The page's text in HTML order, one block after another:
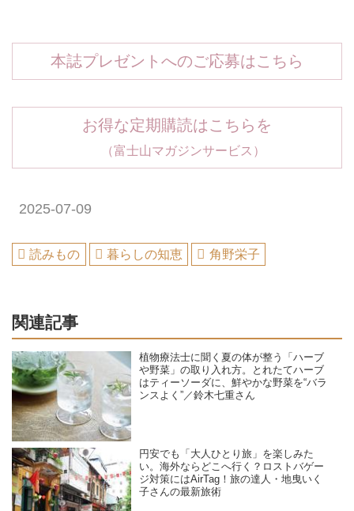
本誌プレゼントへのご応募はこちら
お得な定期購読はこちらを
（富士山マガジンサービス）
2025-07-09
読みもの 暮らしの知恵 角野栄子
関連記事
植物療法士に聞く夏の体が整う「ハーブ
や野菜」の取り入れ方。とれたてハーブ
はティーソーダに、鮮やかな野菜を“バラ
ンスよく”／鈴木七重さん
円安でも「大人ひとり旅」を楽しみた
い。海外ならどこへ行く？ロストバゲー
ジ対策にはAirTag！旅の達人・地曳いく
子さんの最新旅術